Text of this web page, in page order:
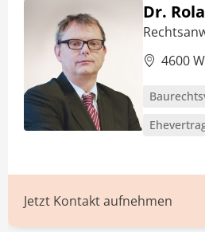
Dr.
4600
Jetzt Kontakt aufnehmen